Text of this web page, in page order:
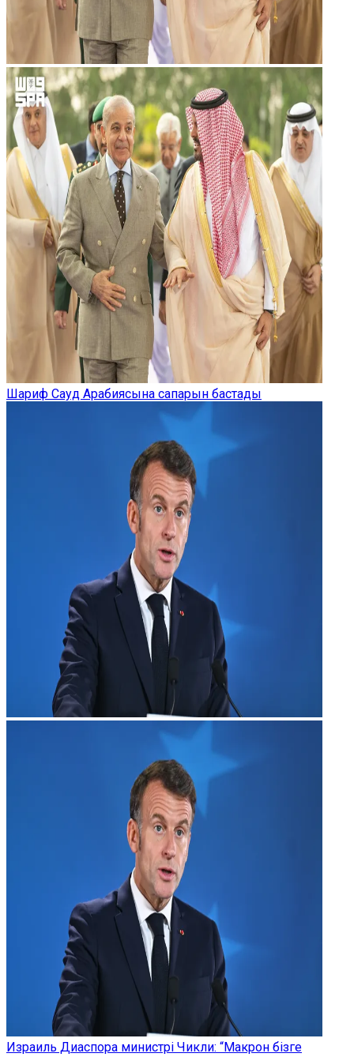
Шариф Сауд Арабиясына сапарын бастады
Израиль Диаспора министрі Чикли: “Макрон бізге